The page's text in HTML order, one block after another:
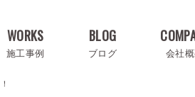
WORKS
施工事例
BLOG
ブログ 会社